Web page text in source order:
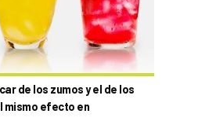
de los zumos y el de los
mismo efecto en